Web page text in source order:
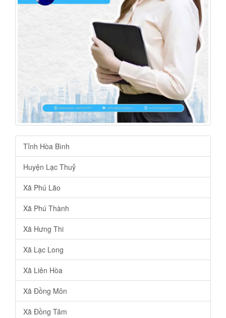
Tỉnh Hòa Bình
Huyện Lạc Thuỷ
Xã Phú Lão
Xã Phú Thành
Xã Hưng Thi
Xã Lạc Long
Xã Liên Hòa
Xã Đồng Môn
Xã Đồng Tâm